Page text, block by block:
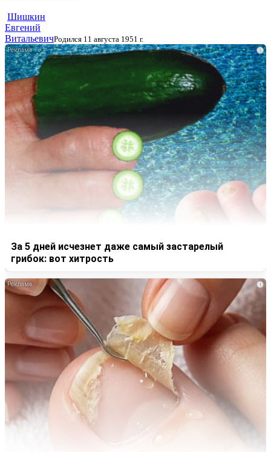
Шишкин
Евгений
ВитальевичРодился 11 августа 1951 г.
i
За 5 дней исчезнет даже самый застарелый
грибок: вот хитрость
i